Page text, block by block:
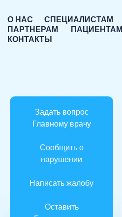
О НАС СПЕЦИАЛИСТАМ
ПАРТНЕРАМ
ПАЦИЕНТАМ
КОНТАКТЫ
Задать вопрос
Главному врачу
Сообщить о
нарушении
Написать жалобу
Оставить